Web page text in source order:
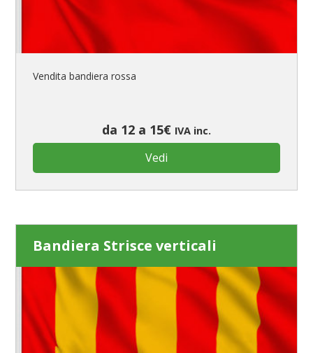
Vendita bandiera rossa
da 12 a 15€ IVA inc.
Vedi
Bandiera Strisce verticali